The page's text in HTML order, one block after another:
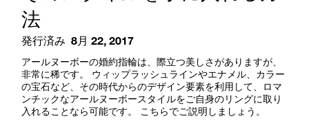
法
発行済み 8月 22, 2017
アールヌーボーの婚約指輪は、際立つ美しさがありますが、
非常に稀です。 ウィップラッシュラインやエナメル、カラー
の宝石など、その時代からのデザイン要素を利用して、ロマ
ンチックなアールヌーボースタイルをご自身のリングに取り
入れることなら可能です。 こちらでご説明しましょう。